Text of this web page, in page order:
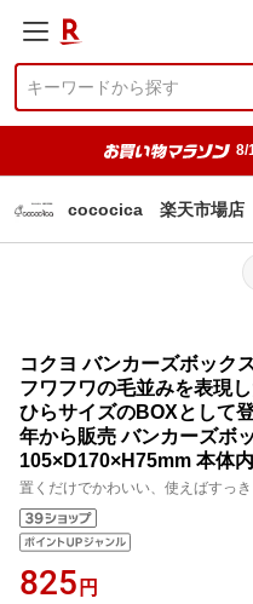
8/
cococica 楽天市場店
コクヨ バンカーズボック
フワフワの毛並みを表現
ひらサイズのBOXとして
年から販売 バンカーズボ
105×D170×H75mm 本体
置くだけでかわいい、使えばすっき
825 円